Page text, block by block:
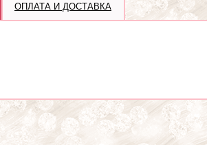
ОПЛАТА И ДОСТАВКА